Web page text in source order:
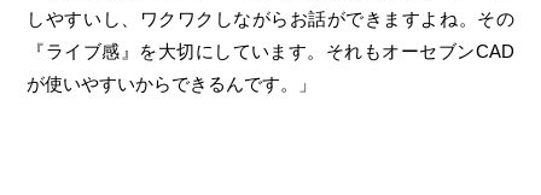
しやすいし、ワクワクしながらお話ができますよね。その
『ライブ感』を大切にしています。それもオーセブンCAD
が使いやすいからできるんです。」